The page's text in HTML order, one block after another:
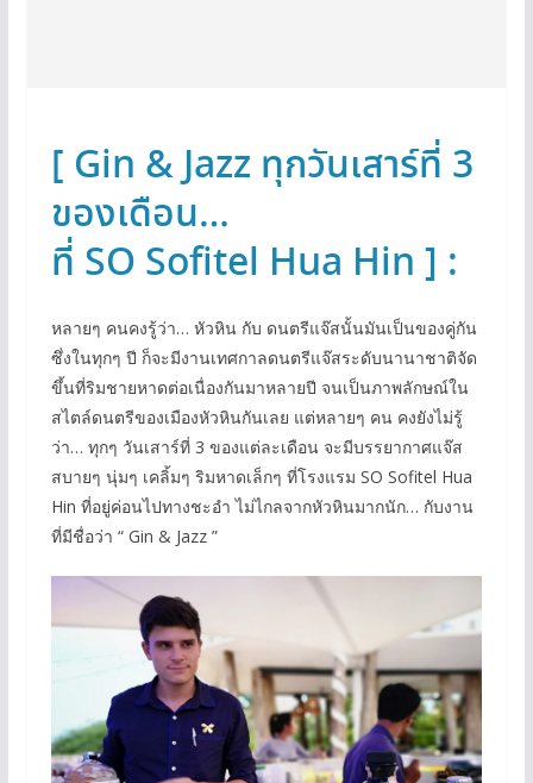
[ Gin & Jazz ทุกวันเสาร์ที่ 3
ของเดือน…
ที่ SO Sofitel Hua Hin ] :
หลายๆ คนคงรู้ว่า… หัวหิน กับ ดนตรีแจ๊สนั้นมันเป็นของคู่กัน
ซึ่งในทุกๆ ปี ก็จะมีงานเทศกาลดนตรีแจ๊สระดับนานาชาติจัด
ขึ้นที่ริมชายหาดต่อเนื่องกันมาหลายปี จนเป็นภาพลักษณ์ใน
สไตล์ดนตรีของเมืองหัวหินกันเลย แต่หลายๆ คน คงยังไม่รู้
ว่า… ทุกๆ วันเสาร์ที่ 3 ของแต่ละเดือน จะมีบรรยากาศแจ๊ส
สบายๆ นุ่มๆ เคลิ้มๆ ริมหาดเล็กๆ ที่โรงแรม SO Sofitel Hua
Hin ที่อยู่ค่อนไปทางชะอำ ไม่ไกลจากหัวหินมากนัก… กับงาน
ที่มีชื่อว่า “ Gin & Jazz ”